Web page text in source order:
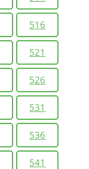
516
521
526
531
536
541